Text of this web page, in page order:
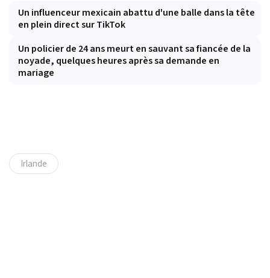
Un influenceur mexicain abattu d'une balle dans la tête
en plein direct sur TikTok
Un policier de 24 ans meurt en sauvant sa fiancée de la
noyade, quelques heures après sa demande en
mariage
Irlande